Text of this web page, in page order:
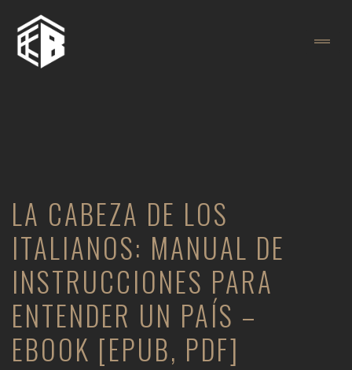
LA CABEZA DE LOS
ITALIANOS: MANUAL DE
INSTRUCCIONES PARA
ENTENDER UN PAÍS –
EBOOK [EPUB, PDF]